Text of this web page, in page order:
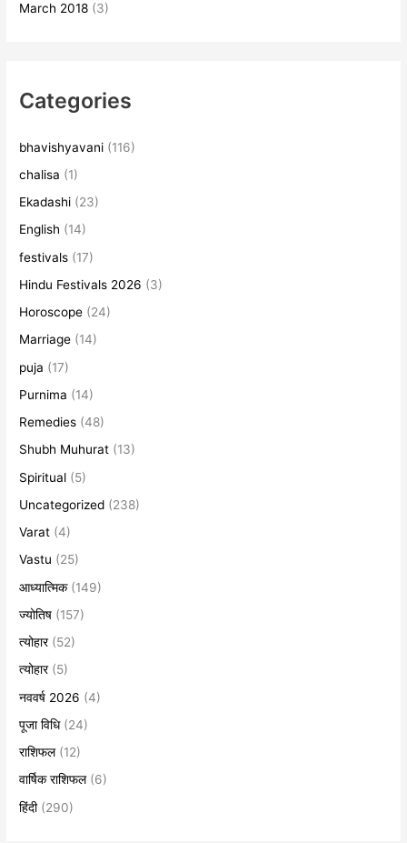
March 2018 (3)
Categories
bhavishyavani (116)
chalisa (1)
Ekadashi (23)
English (14)
festivals (17)
Hindu Festivals 2026 (3)
Horoscope (24)
Marriage (14)
puja (17)
Purnima (14)
Remedies (48)
Shubh Muhurat (13)
Spiritual (5)
Uncategorized (238)
Varat (4)
Vastu (25)
आध्यात्मिक(149)
ज्योतिष (157)
त्योहार(52)
त्योहार(5)
नववर्ष 2026 (4)
पूजा विधि(24)
राशिफल(12)
वार्षिक राशिफल(6)
हिंदी(290)